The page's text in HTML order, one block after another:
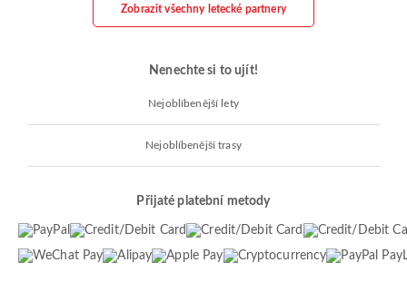
Zobrazit všechny letecké partnery
Nenechte si to ujít!
Nejoblíbenější lety
Nejoblíbenější trasy
Přijaté platební metody